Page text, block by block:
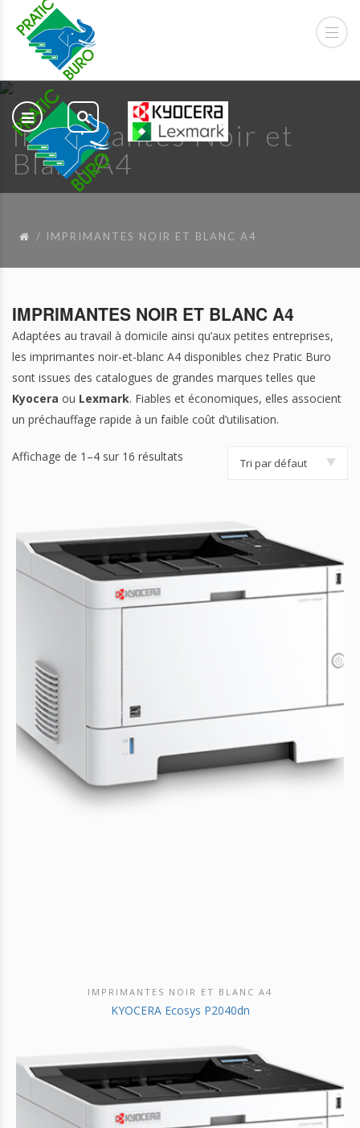
Imprimantes Noir et
Blanc A4
IMPRIMANTES NOIR ET BLANC A4
IMPRIMANTES NOIR ET BLANC A4
Adaptées au travail à domicile ainsi qu’aux petites entreprises,
les imprimantes noir-et-blanc A4 disponibles chez Pratic Buro
sont issues des catalogues de grandes marques telles que
Kyocera ou Lexmark. Fiables et économiques, elles associent
un préchauffage rapide à un faible coût d’utilisation.
Affichage de 1–4 sur 16 résultats Tri par défaut
DÉCOUVRIR CE PRODUIT
IMPRIMANTES NOIR ET BLANC A4
KYOCERA Ecosys P2040dn